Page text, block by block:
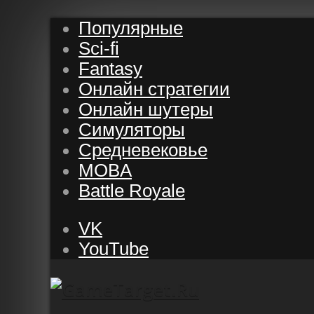
Популярные
Sci-fi
Fantasy
Онлайн стратегии
Онлайн шутеры
Симуляторы
Средневековье
MOBA
Battle Royale
VK
YouTube